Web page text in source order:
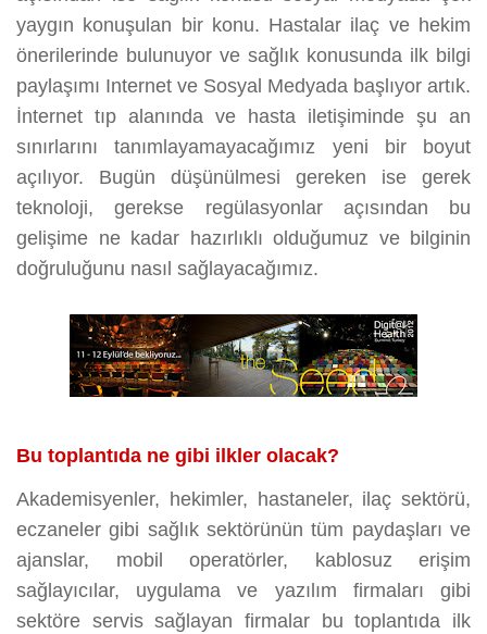
yaygın konuşulan bir konu. Hastalar ilaç ve hekim
önerilerinde bulunuyor ve sağlık konusunda ilk bilgi
paylaşımı Internet ve Sosyal Medyada başlıyor artık.
İnternet tıp alanında ve hasta iletişiminde şu an
sınırlarını tanımlayamayacağımız yeni bir boyut
açılıyor. Bugün düşünülmesi gereken ise gerek
teknoloji, gerekse regülasyonlar açısından bu
gelişime ne kadar hazırlıklı olduğumuz ve bilginin
doğruluğunu nasıl sağlayacağımız.
Bu toplantıda ne gibi ilkler olacak?
Akademisyenler, hekimler, hastaneler, ilaç sektörü,
eczaneler gibi sağlık sektörünün tüm paydaşları ve
ajanslar, mobil operatörler, kablosuz erişim
sağlayıcılar, uygulama ve yazılım firmaları gibi
sektöre servis sağlayan firmalar bu toplantıda ilk